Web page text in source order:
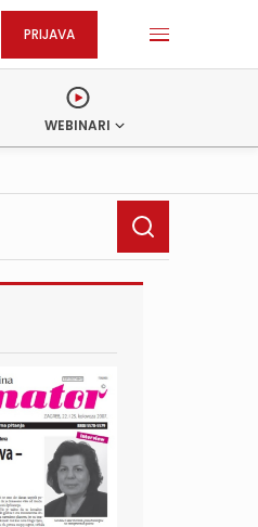
PRIJAVA
WEBINARI